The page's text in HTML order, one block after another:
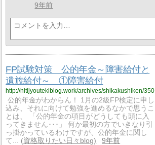
9年前
FP試験対策 公的年金～障害給付と
遺族給付～ ①障害給付
http://nitijyoutekiblog.work/archives/shikakushiken/350
公的年金がわからん！ 1月の2級FP検定に申し
込み、それに向けて勉強を進めるなかで思うこ
とは、 「公的年金の項目がどうしても頭に入
ってきません･･･」 何か最初の方でいきなり引
っ掛かっているわけですが、公的年金に関し
て...
資格取りたい日々blog
9年前